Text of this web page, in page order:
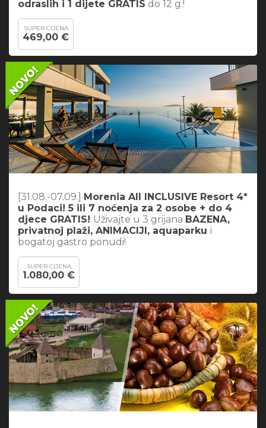
odraslih i 1 dijete GRATIS do 12 g.!
SUPER CIJENA
469,00 €
[31.08.-07.09.] Morenia All INCLUSIVE Resort 4*
u Podaci! 5 ili 7 noćenja za 2 osobe + do 4
djece GRATIS! Uživajte u 3 grijana BAZENA,
privatnoj plaži, ANIMACIJI, aquaparku i
bogatoj gastro ponudi!
SUPER CIJENA
1.080,00 €